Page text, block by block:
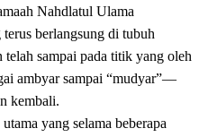
Nahdlatul Ulama
berlangsung di tubuh
sampai pada titik yang oleh
ambyar sampai “mudyar”—
kembali.
yang selama beberapa